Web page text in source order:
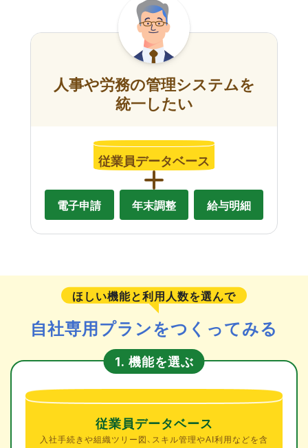
人事や労務の管理システムを
統一したい
従業員データベース
電子申請 年末調整 給与明細
ほしい機能と利用人数を選んで
自社専用プランをつくってみる
1. 機能を選ぶ
従業員データベース
入社手続きや組織ツリー図、スキル管理やAI利用などを含